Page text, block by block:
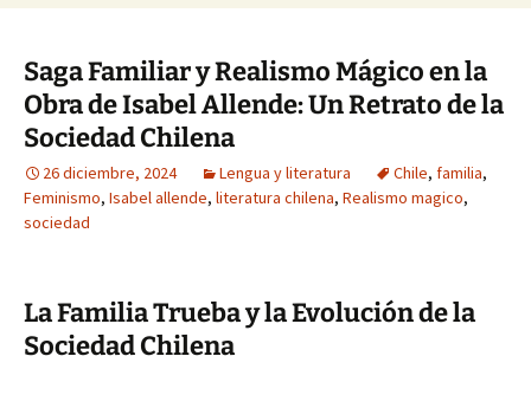
Saga Familiar y Realismo Mágico en la
Obra de Isabel Allende: Un Retrato de la
Sociedad Chilena
26 diciembre, 2024 Lengua y literatura Chile, familia,
Feminismo, Isabel allende, literatura chilena, Realismo magico,
sociedad
La Familia Trueba y la Evolución de la
Sociedad Chilena